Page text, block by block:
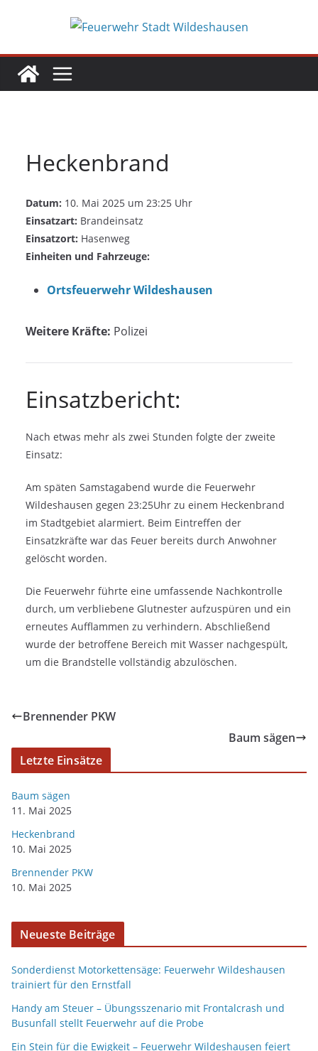
Heckenbrand
Datum: 10. Mai 2025 um 23:25 Uhr
Einsatzart: Brandeinsatz
Einsatzort: Hasenweg
Einheiten und Fahrzeuge:
Ortsfeuerwehr Wildeshausen
Weitere Kräfte: Polizei
Einsatzbericht:
Nach etwas mehr als zwei Stunden folgte der zweite
Einsatz:
Am späten Samstagabend wurde die Feuerwehr
Wildeshausen gegen 23:25Uhr zu einem Heckenbrand
im Stadtgebiet alarmiert. Beim Eintreffen der
Einsatzkräfte war das Feuer bereits durch Anwohner
gelöscht worden.
Die Feuerwehr führte eine umfassende Nachkontrolle
durch, um verbliebene Glutnester aufzuspüren und ein
erneutes Aufflammen zu verhindern. Abschließend
wurde der betroffene Bereich mit Wasser nachgespült,
um die Brandstelle vollständig abzulöschen.
Brennender PKW
Baum sägen
Letzte Einsätze
Baum sägen
11. Mai 2025
Heckenbrand
10. Mai 2025
Brennender PKW
10. Mai 2025
Neueste Beiträge
Sonderdienst Motorkettensäge: Feuerwehr Wildeshausen
trainiert für den Ernstfall
Handy am Steuer – Übungsszenario mit Frontalcrash und
Busunfall stellt Feuerwehr auf die Probe
Ein Stein für die Ewigkeit – Feuerwehr Wildeshausen feiert